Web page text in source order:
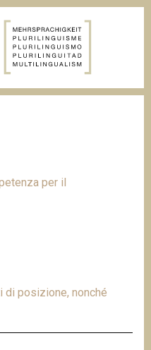
per il
di posizione, nonché